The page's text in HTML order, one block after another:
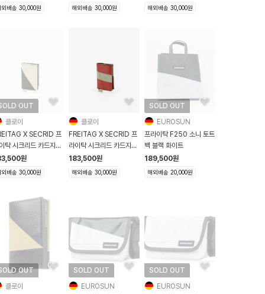
외배송 30,000원 해외배송 30,000원 해외배송 30,000원
OUT
클로이
X SECRID 프
탁 시크리드 카드지갑
아이보리 블랙
원
외배송 30,000원
클로이
FREITAG X SECRID 프
라이탁 시크리드 카드지갑
F705 레드 그레이
183,500원
해외배송 30,000원
SOLD OUT
EUROSUN
프라이탁 F250 소니 토트
백 블랙 화이트
189,500원
해외배송 20,000원
OUT
클로이
SOLD OUT
EUROSUN
SOLD OUT
EUROSUN